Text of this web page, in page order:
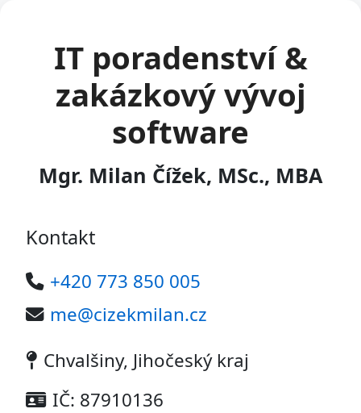
IT poradenství &
zakázkový vývoj
software
Mgr. Milan Čížek, MSc., MBA
Kontakt
+420 773 850 005
me@cizekmilan.cz
Chvalšiny, Jihočeský kraj
IČ: 87910136